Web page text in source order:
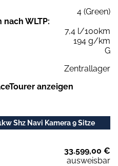
4 (Green)
WLTP:
7,4 l/100km
194 g/km
G
Zentrallager
anzeigen
Shz Navi Kamera 9 Sitze
33.599,00 €
ausweisbar